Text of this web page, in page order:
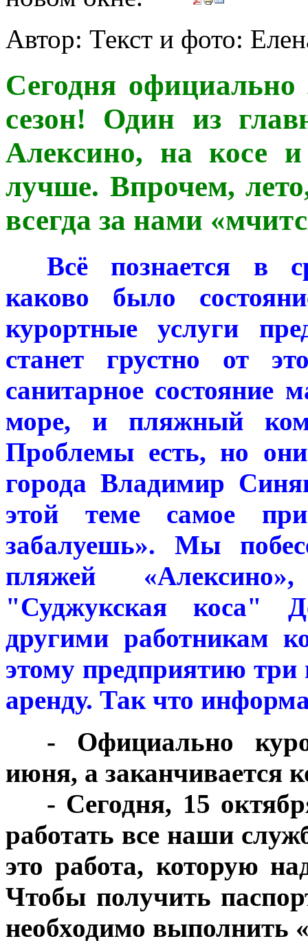
Автор: Текст и фото:
Сегодня официально
сезон! Один из
Алексино, на косе
лучше. Впрочем,
всегда за нами
Всё познается в
каково было
курортные услуги
станет грустно от
санитарное состояние
море, и пляжный
Проблемы есть, но
города Владимир
этой теме самое
забалуешь». Мы
пляжей
"Суджукская
другими работникам
этому предприятию
аренду. Так что
- Официально
июня, а заканчивается
- Сегодня, 15
работать все наши
это работа, которую
Чтобы получить
необходимо выполнить